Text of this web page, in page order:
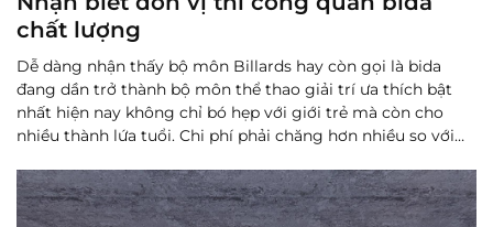
chất lượng
Dễ dàng nhận thấy bộ môn Billards hay còn gọi là bida
đang dần trở thành bộ môn thể thao giải trí ưa thích bật
nhất hiện nay không chỉ bó hẹp với giới trẻ mà còn cho
nhiều thành lứa tuổi. Chi phí phải chăng hơn nhiều so với
tín... Đọc thêm